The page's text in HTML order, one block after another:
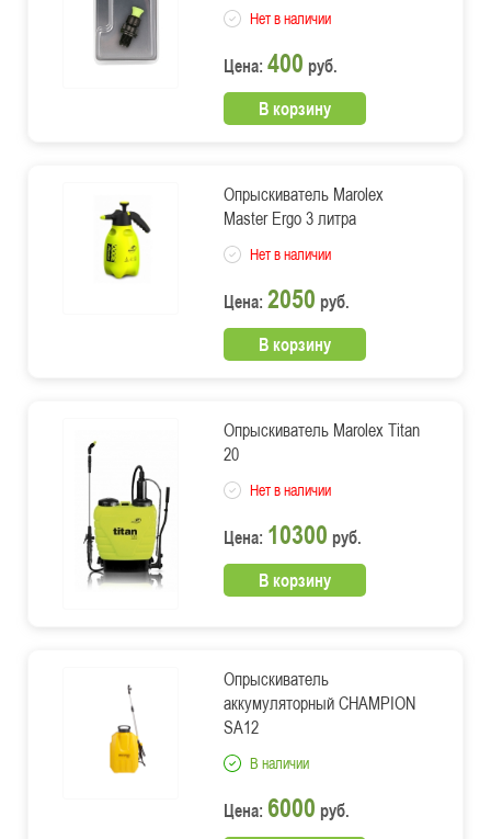
Нет в наличии
Цена: 400 руб.
В корзину
Опрыскиватель Marolex
Master Ergo 3 литра
Нет в наличии
Цена: 2050 руб.
В корзину
Опрыскиватель Marolex Titan
20
Нет в наличии
Цена: 10300 руб.
В корзину
Опрыскиватель
аккумуляторный CHAMPION
SA12
В наличии
Цена: 6000 руб.